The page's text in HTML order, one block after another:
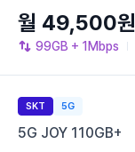
99GB + 1Mbps
월 49,500원
SKT 5G
5G JOY 110GB+